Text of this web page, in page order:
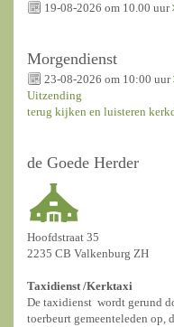
19-08-2026 om 10.00 uur
Morgendienst
23-08-2026 om 10:00 uur
Uitzending
terug kijken en luisteren
de Goede Herder
Hoofdstraat 35
2235 CB Valkenburg ZH
Taxidienst /Kerktaxi
De taxidienst wordt gerund
toerbeurt gemeenteleden op,